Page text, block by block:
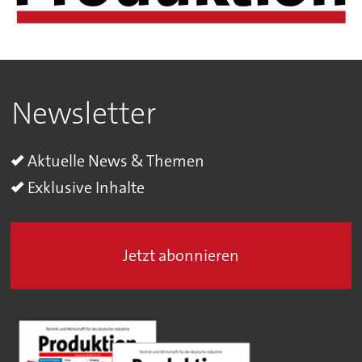
Newsletter
Aktuelle News & Themen
Exklusive Inhalte
Jetzt abonnieren